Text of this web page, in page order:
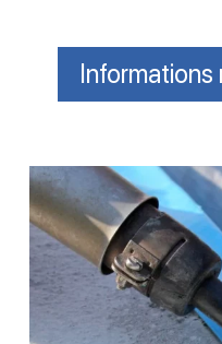
Informations
Réparation
de
liner
piscine